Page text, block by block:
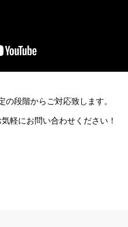
の段階からご対応致します。
気軽にお問い合わせください！